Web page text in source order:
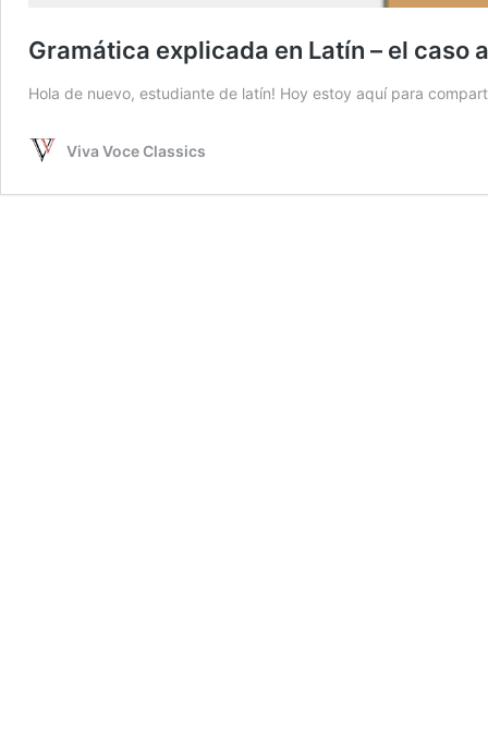
Gramática explicada en Latín – el caso
Hola de nuevo, estudiante de latín! Hoy estoy aquí para
Viva Voce Classics